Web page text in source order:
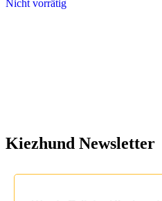
Nicht vorrätig
Kiezhund Newsletter